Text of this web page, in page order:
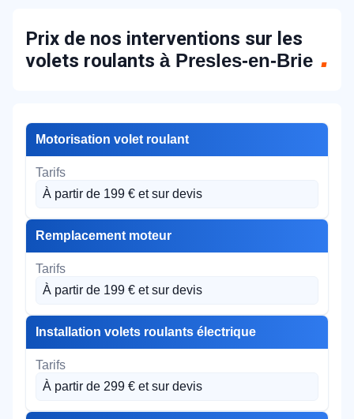
Prix de nos interventions sur les
volets roulants à Presles-en-Brie
Motorisation volet roulant
À partir de 199 € et sur devis
Remplacement moteur
À partir de 199 € et sur devis
Installation volets roulants électrique
À partir de 299 € et sur devis